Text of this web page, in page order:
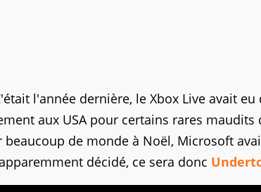
l'année dernière, le Xbox Live avait
aux USA pour certains rares
beaucoup de monde à Noël, Microsoft
décidé, ce sera donc